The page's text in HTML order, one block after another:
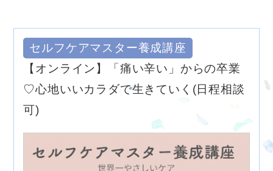
セルフケアマスター養成講座
【オンライン】「痛い辛い」からの卒業
♡心地いいカラダで生きていく(日程相談
可)